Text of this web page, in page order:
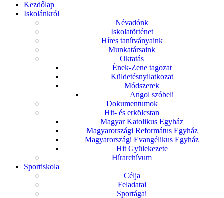
Kezdőlap
Iskolánkról
Névadónk
Iskolatörténet
Híres tanítványaink
Munkatársaink
Oktatás
Ének-Zene tagozat
Küldetésnyilatkozat
Módszerek
Angol szóbeli
Dokumentumok
Hit- és erkölcstan
Magyar Katolikus Egyház
Magyarországi Református Egyház
Magyarországi Evangélikus Egyház
Hit Gyülekezete
Hírarchívum
Sportiskola
Célja
Feladatai
Sportágai